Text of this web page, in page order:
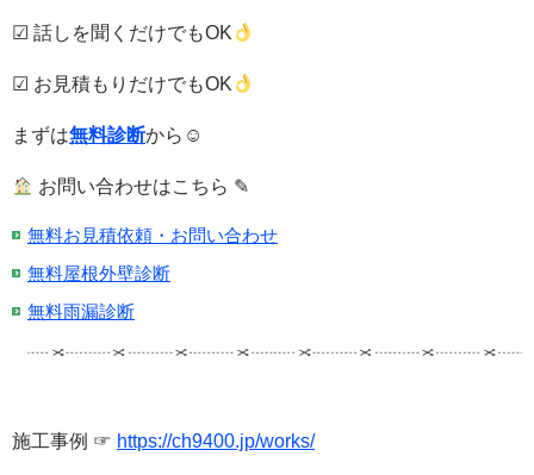
☑ 話しを聞くだけでもOK
☑ お見積もりだけでもOK
まずは無料診断から☺
お問い合わせはこちら ✎
無料お見積依頼・お問い合わせ
無料屋根外壁診断
無料雨漏診断
施工事例 ☞ https://ch9400.jp/works/